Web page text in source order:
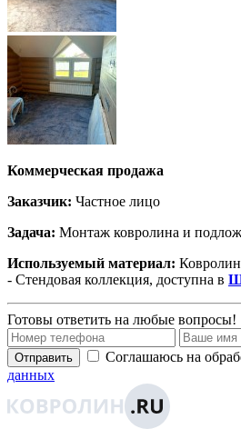
Коммерческая продажа
Заказчик: Частное лицо
Задача: Монтаж ковролина и
Используемый материал:
- Стендовая коллекция, доступна в
Готовы ответить на любые вопросы!
Отправить Соглашаюсь на
данных